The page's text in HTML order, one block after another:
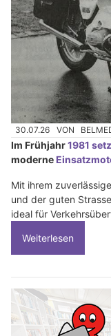
30.07.26 VON
Im Frühjahr1981
moderne
Mit ihrem
und der guten
ideal für
Weiterlesen